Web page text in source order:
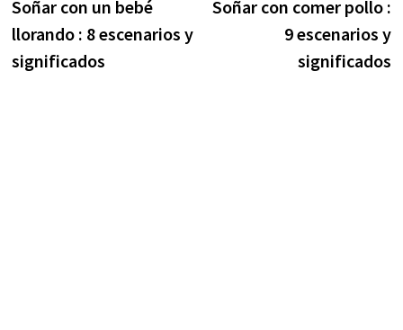
de
entradas
anterior:
Soñar con un bebé
llorando : 8 escenarios y
significados
Soñar con comer pollo :
9 escenarios y
significados